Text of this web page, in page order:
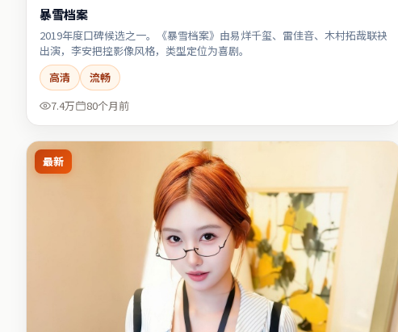
暴雪档案
2019年度口碑候选之一。《暴雪档案》由易烊千玺、雷佳音、木村拓哉联袂
出演，李安把控影像风格，类型定位为喜剧。
高清
流畅
7.4万
80个月前
最新